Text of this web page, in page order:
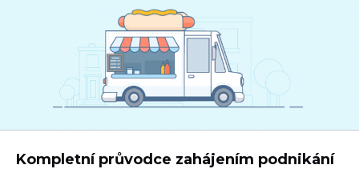
Kompletní průvodce zahájením podnikání